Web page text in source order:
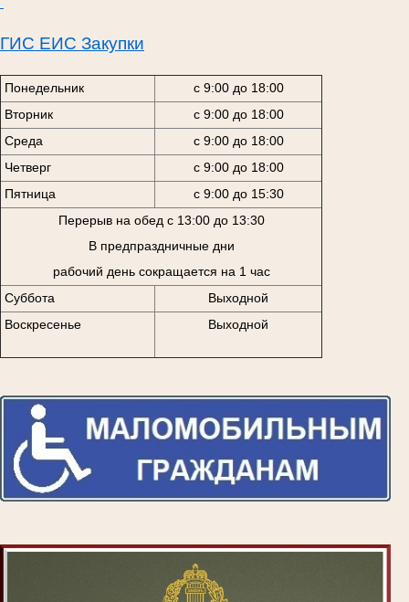
ГИС ЕИС Закупки
Понедельник
с 9:00 до 18:00
Вторник
с 9:00 до 18:00
Среда
с 9:00 до 18:00
Четверг
с 9:00 до 18:00
Пятница
с 9:00 до 15:30
Перерыв на обед с 13:00 до 13:30
В предпраздничные дни
рабочий день сокращается на 1 час
Суббота
Выходной
Воскресенье
Выходной